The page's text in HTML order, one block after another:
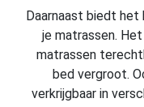
Daarnaast biedt
je matrassen.
matrassen
bed vergroot.
verkrijgbaar in